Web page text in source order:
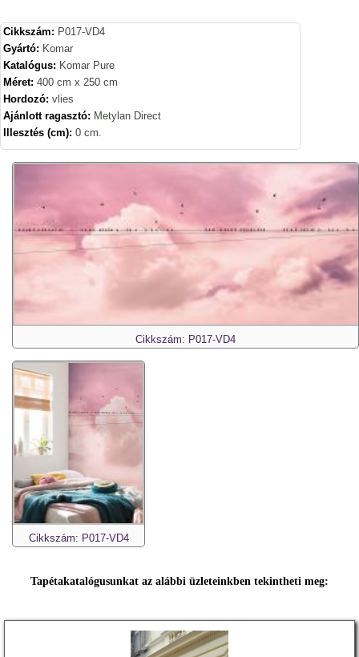
Cikkszám: P017-VD4
Gyártó: Komar
Katalógus: Komar Pure
Méret: 400 cm x 250 cm
Hordozó: vlies
Ajánlott ragasztó: Metylan Direct
Illesztés (cm): 0 cm.
Cikkszám: P017-VD4
Cikkszám: P017-VD4
Tapétakatalógusunkat az alábbi üzleteinkben tekintheti meg: